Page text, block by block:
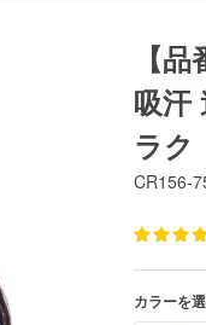
【
吸汗
ラク
CR156-
カラーを